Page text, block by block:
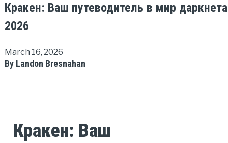
Кракен: Ваш путеводитель в мир даркнета
2026
March 16, 2026
By Landon Bresnahan
Кракен: Ваш